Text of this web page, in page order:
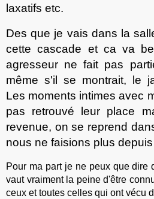
laxatifs etc.
Des que je vais dans la
cette cascade et ca va
agresseur ne fait pas
même s'il se montrait, le
Les moments intimesavec
pas retrouvé
leur place
revenue, on se reprend
nous ne faisions plus
Pour ma part je ne peux que dire
vaut vraiment la peine d'être
ceux et toutes celles qui ont vécu